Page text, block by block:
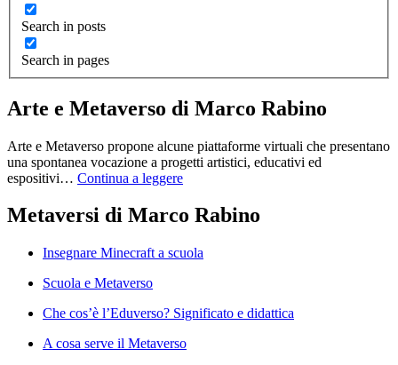
Search in posts
Search in pages
Arte e Metaverso di Marco Rabino
Arte e Metaverso propone alcune piattaforme virtuali che presentano
una spontanea vocazione a progetti artistici, educativi ed
espositivi… Continua a leggere
Metaversi di Marco Rabino
Insegnare Minecraft a scuola
Scuola e Metaverso
Che cos’è l’Eduverso? Significato e didattica
A cosa serve il Metaverso